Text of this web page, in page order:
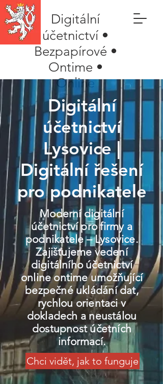
Digitální
účetnictví •
Bezpapírové •
Ontime •
Online
Digitální
účetnictví
Lysovice |
Digitální řešení
pro podnikatele
Moderní digitální
účetnictví pro firmy a
podnikatele – Lysovice.
Zajišťujeme vedení
digitálního účetnictví
online ontime umožňující
bezpečné ukládání dat,
rychlou orientaci v
dokladech a neustálou
dostupnost účetních
informací.
Chci vidět, jak to funguje